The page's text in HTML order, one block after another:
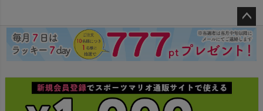
ペー
ジト
ップ